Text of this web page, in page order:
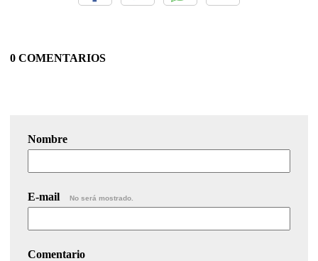
0 COMENTARIOS
Nombre
E-mail No será mostrado.
Comentario